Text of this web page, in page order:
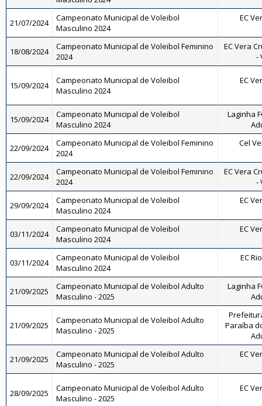
21/07/2024
Campeonato Municipal de Voleibol
Masculino 2024
EC
18/08/2024
Campeonato Municipal de Voleibol Feminino
2024
EC Vera
-
15/09/2024
Campeonato Municipal de Voleibol
Masculino 2024
EC
15/09/2024
Campeonato Municipal de Voleibol
Masculino 2024
Laginha
22/09/2024
Campeonato Municipal de Voleibol Feminino
2024
Cel
22/09/2024
Campeonato Municipal de Voleibol Feminino
2024
EC Vera
-
29/09/2024
Campeonato Municipal de Voleibol
Masculino 2024
EC
03/11/2024
Campeonato Municipal de Voleibol
Masculino 2024
EC
03/11/2024
Campeonato Municipal de Voleibol
Masculino 2024
EC
21/09/2025
Campeonato Municipal de Voleibol Adulto
Masculino - 2025
Laginha
21/09/2025
Campeonato Municipal de Voleibol Adulto
Masculino - 2025
Paraíba
21/09/2025
Campeonato Municipal de Voleibol Adulto
Masculino - 2025
EC
28/09/2025
Campeonato Municipal de Voleibol Adulto
Masculino - 2025
EC